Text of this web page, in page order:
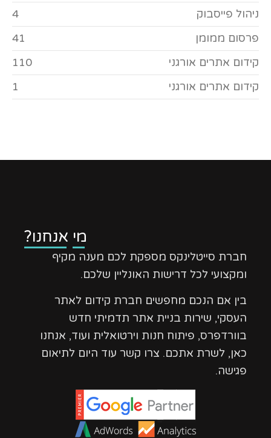
ניהול פייסבוק
4
פרסום ממומן
41
קידום אתרים אורגני
110
קידום אתרים אורגני
1
מי אנחנו?
חברת סייטלינקס מספקת לכם מענה מקיף
ומקצועי לכל דרישות האונליין שלכם.
בין אם הנכם מחפשים חברת קידום לאתר
העסקי, שירות בניית אתר תדמיתי חדש
בוורדפרס, פיתוח חנות וירטואלית ועוד, אנחנו
כאן, לשרת אתכם. צרו קשר עוד היום לתיאום
פגישה.